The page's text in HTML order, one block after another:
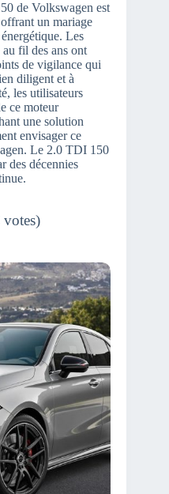
de Volkswagen est
un mariage
Les
fil des ans ont
de vigilance qui
diligent et à
les utilisateurs
ce moteur
une solution
envisager ce
Le 2.0 TDI 150
des décennies